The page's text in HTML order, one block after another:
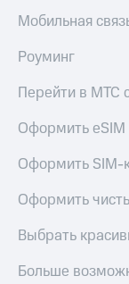
магазин
колонки
Умные
и
дом
Мобильная
Роуминг
Перейти в МТС
Оформить eSIM
Оформить SIM-
Оформить
Выбрать
Больше